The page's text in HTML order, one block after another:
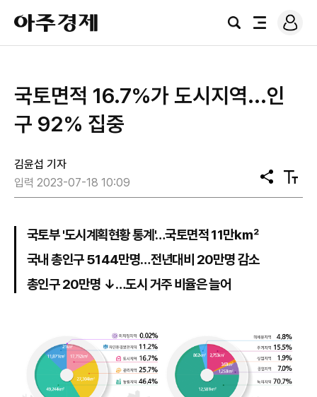
아
주
경
검
전
로
그
국토면적 16.7%가 도시지역...인
구 92% 집중
김윤섭 기자
입력 2023-07-18 10:09
공
유
텍
스
국토부 '도시계획현황 통계'…국토면적 11만㎢
국내 총인구 5144만명…전년대비 20만명 감소
총인구 20만명 ↓…도시 거주 비율은 늘어